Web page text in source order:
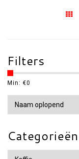
Filters
Min: €0
Categorieën